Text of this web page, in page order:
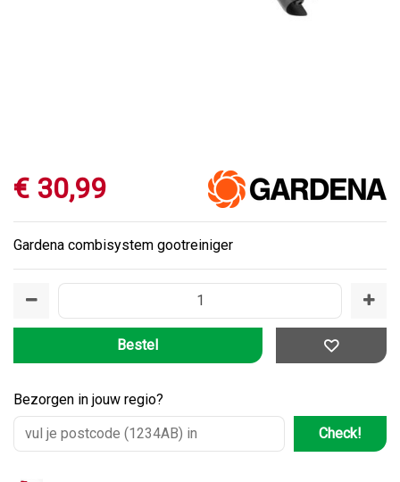
€ 30,99
Gardena combisystem gootreiniger
Bezorgen in jouw regio?
Check!